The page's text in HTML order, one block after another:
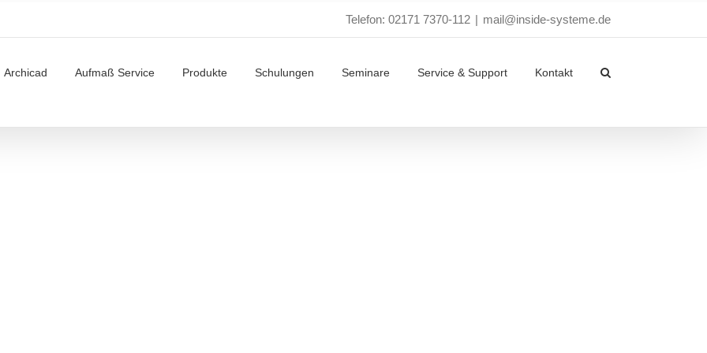
Telefon: 02171 7370-112 | mail@inside-systeme.de
Archicad Aufmaß Service Produkte Schulungen Seminare Service & Support Kontakt